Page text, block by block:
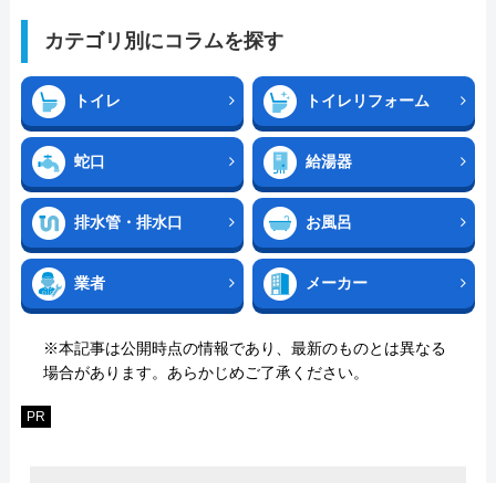
カテゴリ別にコラムを探す
トイレ トイレリフォーム
蛇口 給湯器
排水管・排水口 お風呂
業者 メーカー
※本記事は公開時点の情報であり、最新のものとは異なる
場合があります。あらかじめご了承ください。
PR